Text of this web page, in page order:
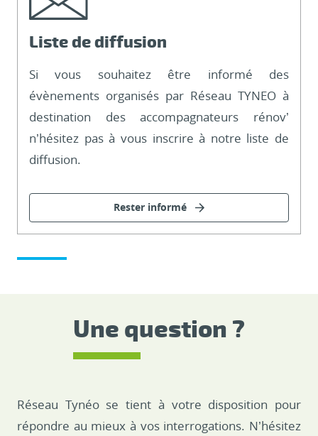
Liste de diffusion
Si vous souhaitez être informé des
évènements organisés par Réseau TYNEO à
destination des accompagnateurs rénov’
n’hésitez pas à vous inscrire à notre liste de
diffusion.
Rester informé
Une question ?
Réseau Tynéo se tient à votre disposition pour
répondre au mieux à vos interrogations. N’hésitez